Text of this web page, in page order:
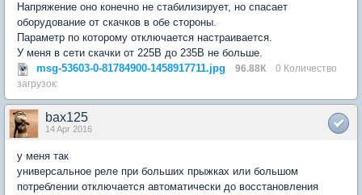
Напряжение оно конечно не стабилизирует, но спасает
оборудование от скачков в обе стороны.
Параметр по которому отключается настраивается.
У меня в сети скачки от 225В до 235В не больше.
msg-53603-0-81784900-1458917711.jpg
96.88К
0 Количество
загрузок:
bax125
14 Apr 2016
у меня так
универсальное реле при больших прыжках или большом
потреблении отключается автоматически до восстановления